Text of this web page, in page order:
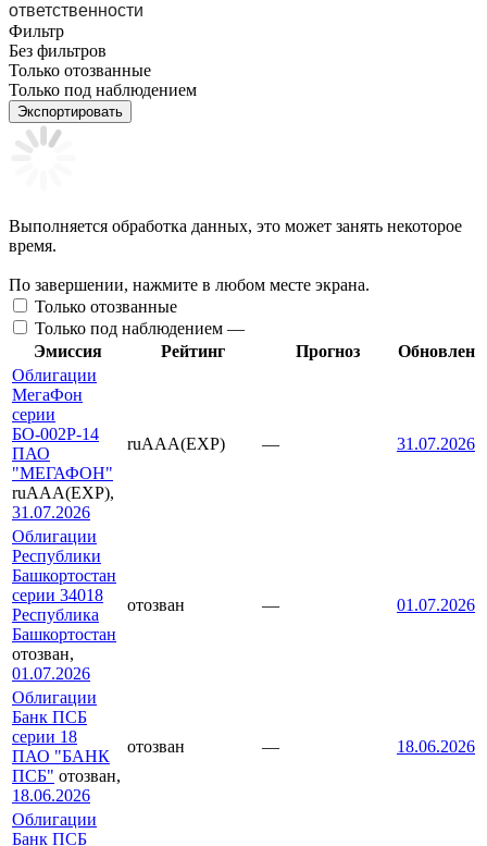
ответственности
Фильтр
Без фильтров
Только отозванные
Только под наблюдением
Экспортировать
Выполняется обработка данных, это может занять некоторое
время.
По завершении, нажмите в любом месте экрана.
Только отозванные
Только под наблюдением —
Эмиссия
Рейтинг Прогноз
Обновлен
Облигации
МегаФон
серии
БО-002P-14
ПАО
"МЕГАФОН"
ruAAA(EXP),
31.07.2026
ruAAA(EXP) — 31.07.2026
Облигации
Республики
Башкортостан
серии 34018
Республика
Башкортостан
отозван,
01.07.2026
отозван — 01.07.2026
Облигации
Банк ПСБ
серии 18
ПАО "БАНК
ПСБ" отозван,
18.06.2026
отозван — 18.06.2026
Облигации
Банк ПСБ